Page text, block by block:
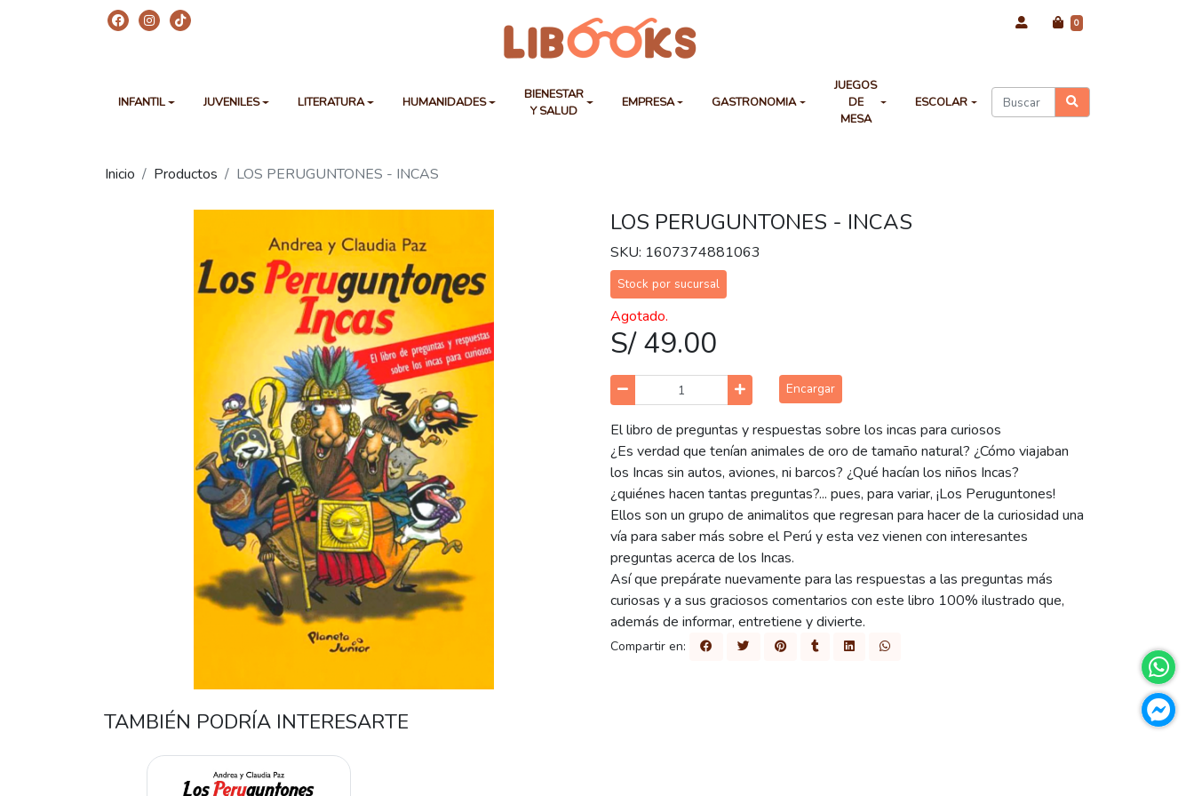
0
INFANTIL JUVENILES LITERATURA HUMANIDADES
BIENESTAR
Y SALUD
EMPRESA GASTRONOMIA
JUEGOS
DE
MESA
ESCOLAR
Inicio Productos LOS PERUGUNTONES - INCAS
LOS PERUGUNTONES - INCAS
SKU: 1607374881063
Stock por sucursal
Agotado.
S/ 49.00
Encargar
El libro de preguntas y respuestas sobre los incas para curiosos
¿Es verdad que tenían animales de oro de tamaño natural? ¿Cómo viajaban
los Incas sin autos, aviones, ni barcos? ¿Qué hacían los niños Incas?
¿quiénes hacen tantas preguntas?... pues, para variar, ¡Los Peruguntones!
Ellos son un grupo de animalitos que regresan para hacer de la curiosidad una
vía para saber más sobre el Perú y esta vez vienen con interesantes
preguntas acerca de los Incas.
Así que prepárate nuevamente para las respuestas a las preguntas más
curiosas y a sus graciosos comentarios con este libro 100% ilustrado que,
además de informar, entretiene y divierte.
Compartir en:
TAMBIÉN PODRÍA INTERESARTE